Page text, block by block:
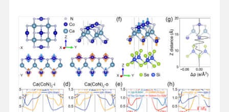
（RFeS）兼具强氧化能力和优异的选择性，...